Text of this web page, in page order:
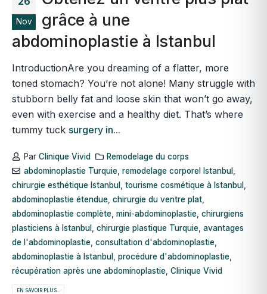
Nov
grâce à une
abdominoplastie à Istanbul
IntroductionAre you dreaming of a flatter, more
toned stomach? You’re not alone! Many struggle with
stubborn belly fat and loose skin that won’t go away,
even with exercise and a healthy diet. That’s where
tummy tuck surgery in...
Par Clinique Vivid
Remodelage du corps
abdominoplastie Turquie, remodelage corporel Istanbul
chirurgie esthétique Istanbul
tourisme cosmétique à Istanbul
abdominoplastie étendue chirurgie du ventre plat
abdominoplastie complète mini-abdominoplastie chirurgiens
plasticiens à Istanbul
chirurgie plastique Turquie avantages
de l'abdominoplastie consultation d'abdominoplastie
abdominoplastie à Istanbul
procédure d'abdominoplastie
récupération après une abdominoplastie Clinique Vivid
EN SAVOIR PLUS...